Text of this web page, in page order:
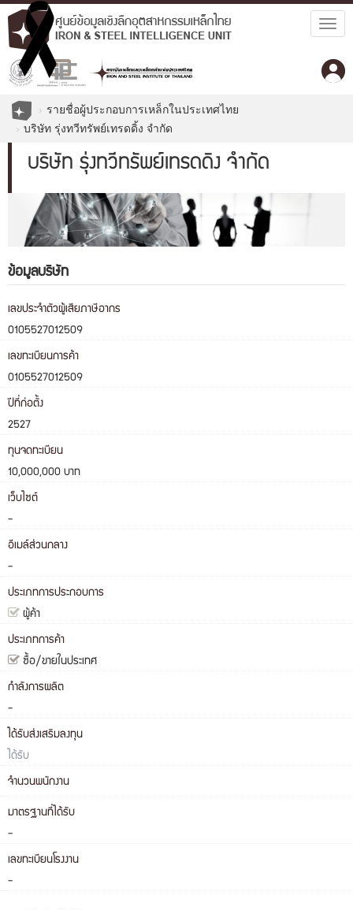
รายชื่อผู้ประกอบการเหล็กในประเทศไทย
บริษัท รุ่งทวีทรัพย์เทรดดิ้ง จำกัด
บริษัท รุ่งทวีทรัพย์เทรดดิ้ง จำกัด
ข้อมูลบริษัท
เลขประจำตัวผู้เสียภาษีอากร
0105527012509
เลขทะเบียนการค้า
0105527012509
ปีที่ก่อตั้ง
2527
ทุนจดทะเบียน
10,000,000 บาท
เว็บไซต์
-
อีเมล์ส่วนกลาง
-
ประเภทการประกอบการ
ผู้ค้า
ประเภทการค้า
ซื้อ/ขายในประเทศ
กำลังการผลิต
-
ได้รับส่งเสริมลงทุน
ได้รับ
จำนวนพนักงาน
มาตรฐานที่ได้รับ
-
เลขทะเบียนโรงงาน
-